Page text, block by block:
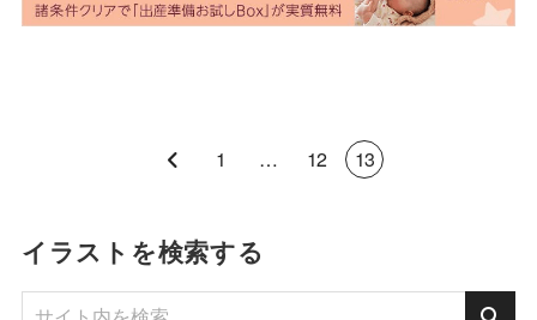
1 … 12 13
イラストを検索する